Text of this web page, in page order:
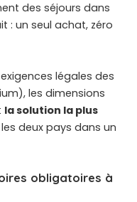
des séjours dans
: un seul achat, zéro
légales des
les dimensions
la solution la plus
deux pays dans un
obligatoires à